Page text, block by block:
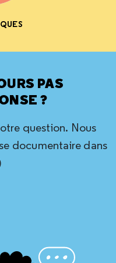
PAS
?
question. Nous
documentaire dans